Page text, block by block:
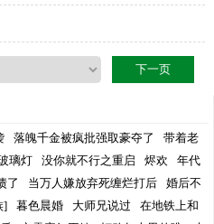
下一页
落魄千金被疯批强取豪夺了
带着老
璃灯 没你就不行之重启 烬欢
年代
了 当万人嫌放弃死缠烂打后
婚后不
] 暮色晨婚 大师兄说过
在地铁上和